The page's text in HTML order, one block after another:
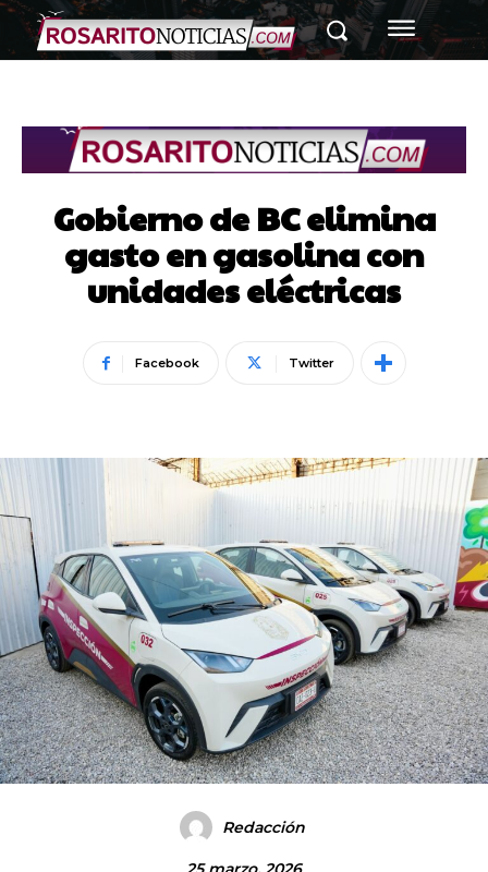
Gobierno de BC elimina
gasto en gasolina con
unidades eléctricas
Facebook Twitter
Redacción